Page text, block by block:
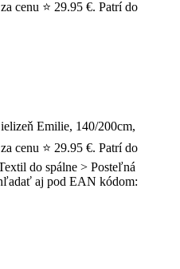
cenu ⭐ 29.95 €. Patrí do
Emilie, 140/200cm,
cenu ⭐ 29.95 €. Patrí do
do spálne > Posteľná
aj pod EAN kódom: